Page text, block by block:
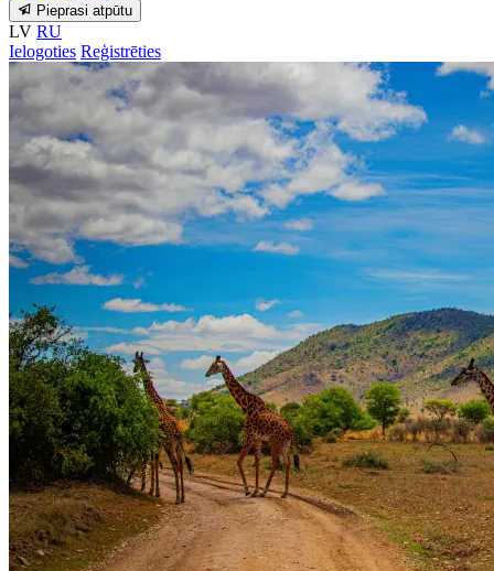
Pieprasi atpūtu
LV RU
Ielogoties Reģistrēties